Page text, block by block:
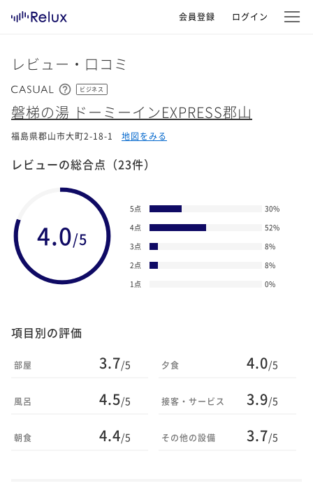
会員登録 ログイン
レビュー・口コミ
ビジネス
磐梯の湯 ドーミーインEXPRESS郡山
福島県郡山市大町2-18-1 地図をみる
レビューの総合点 （23件）
4.0/5
5点 30%
4点
52%
3点
8%
2点
8%
1点
0%
項目別の評価
部屋 3.7/5
風呂 4.5/5
朝食 4.4/5
夕食 4.0/5
接客・サービス 3.9/5
その他の設備 3.7/5